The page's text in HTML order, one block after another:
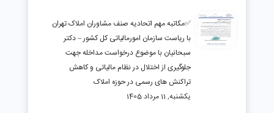
✅مکاتبه مهم اتحادیه صنف مشاوران املاک تهران
با ریاست سازمان امورمالیاتی کل کشور – دکتر
سبحانیان با موضوع درخواست مداخله جهت
جلوگیری از اختلال در نظام مالیاتی و کاهش
تراکنش های رسمی در حوزه املاک
یکشنبه, 11 مرداد 1405